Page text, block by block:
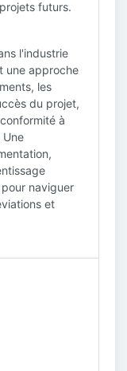
futurs.
l'industrie
une approche
les
du projet,
à
naviguer
et